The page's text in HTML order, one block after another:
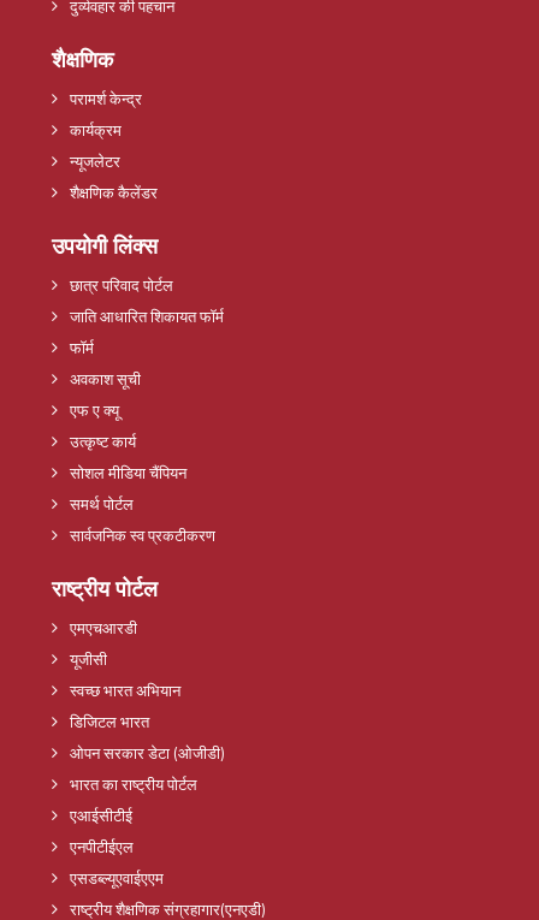
दुर्व्यवहार की पहचान
शैक्षणिक
परामर्श केन्द्र
कार्यक्रम
न्यूजलेटर
शैक्षणिक कैलेंडर
उपयोगी लिंक्स
छात्र परिवाद पोर्टल
जाति आधारित शिकायत फॉर्म
फॉर्म
अवकाश सूची
एफ ए क्यू
उत्कृष्ट कार्य
सोशल मीडिया चैंपियन
समर्थ पोर्टल
सार्वजनिक स्व प्रकटीकरण
राष्ट्रीय पोर्टल
एमएचआरडी
यूजीसी
स्वच्छ भारत अभियान
डिजिटल भारत
ओपन सरकार डेटा (ओजीडी)
भारत का राष्ट्रीय पोर्टल
एआईसीटीई
एनपीटीईएल
एसडब्ल्यूएवाईएएम
राष्ट्रीय शैक्षणिक संग्रहागार(एनएडी)